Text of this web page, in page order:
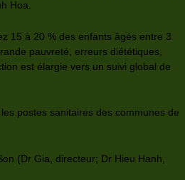
Hoa.
15 à 20 % des enfants âgés entre 3
pauvreté, erreurs diététiques,
est élargie vers un suivi global de
postes sanitaires des communes de
(Dr Gia, directeur; Dr Hieu Hanh,